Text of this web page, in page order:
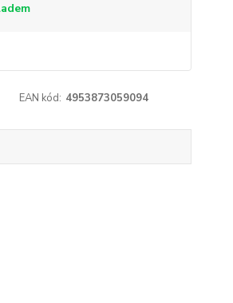
EAN kód: 4953873059094